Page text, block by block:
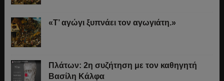
«Τ’ αγώγι ξυπνάει τον αγωγιάτη.»
Πλάτων: 2η συζήτηση με τον καθηγητή
Βασίλη Κάλφα